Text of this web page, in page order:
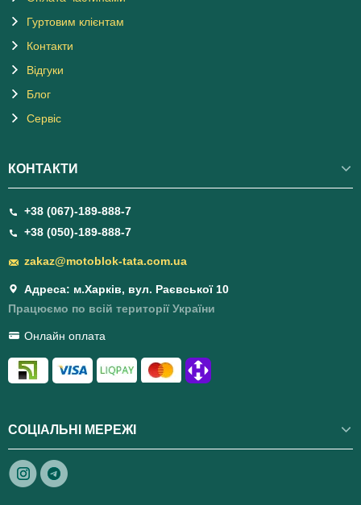
Гуртовим клієнтам
Контакти
Відгуки
Блог
Сервіс
КОНТАКТИ
+38 (067)-189-888-7
+38 (050)-189-888-7
zakaz@motoblok-tata.com.ua
Адреса: м.Харків, вул. Раєвської 10
Працюємо по всій території України
Онлайн оплата
СОЦІАЛЬНІ МЕРЕЖІ